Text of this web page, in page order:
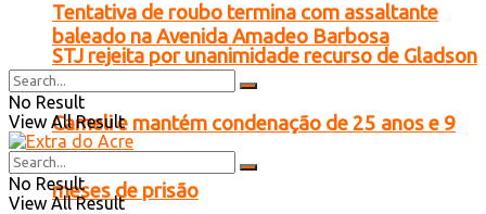
STJ rejeita por unanimidade recurso de Gladson
Cameli e mantém condenação de 25 anos e 9
meses de prisão
Tentativa de roubo termina com assaltante
baleado na Avenida Amadeo Barbosa
No Result
View All Result
No Result
View All Result